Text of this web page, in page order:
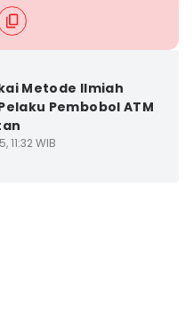
Metode Ilmiah
Pembobol ATM
11:32 WIB